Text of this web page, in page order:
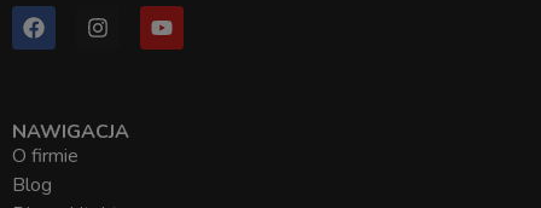
NAWIGACJA
O firmie
Blog